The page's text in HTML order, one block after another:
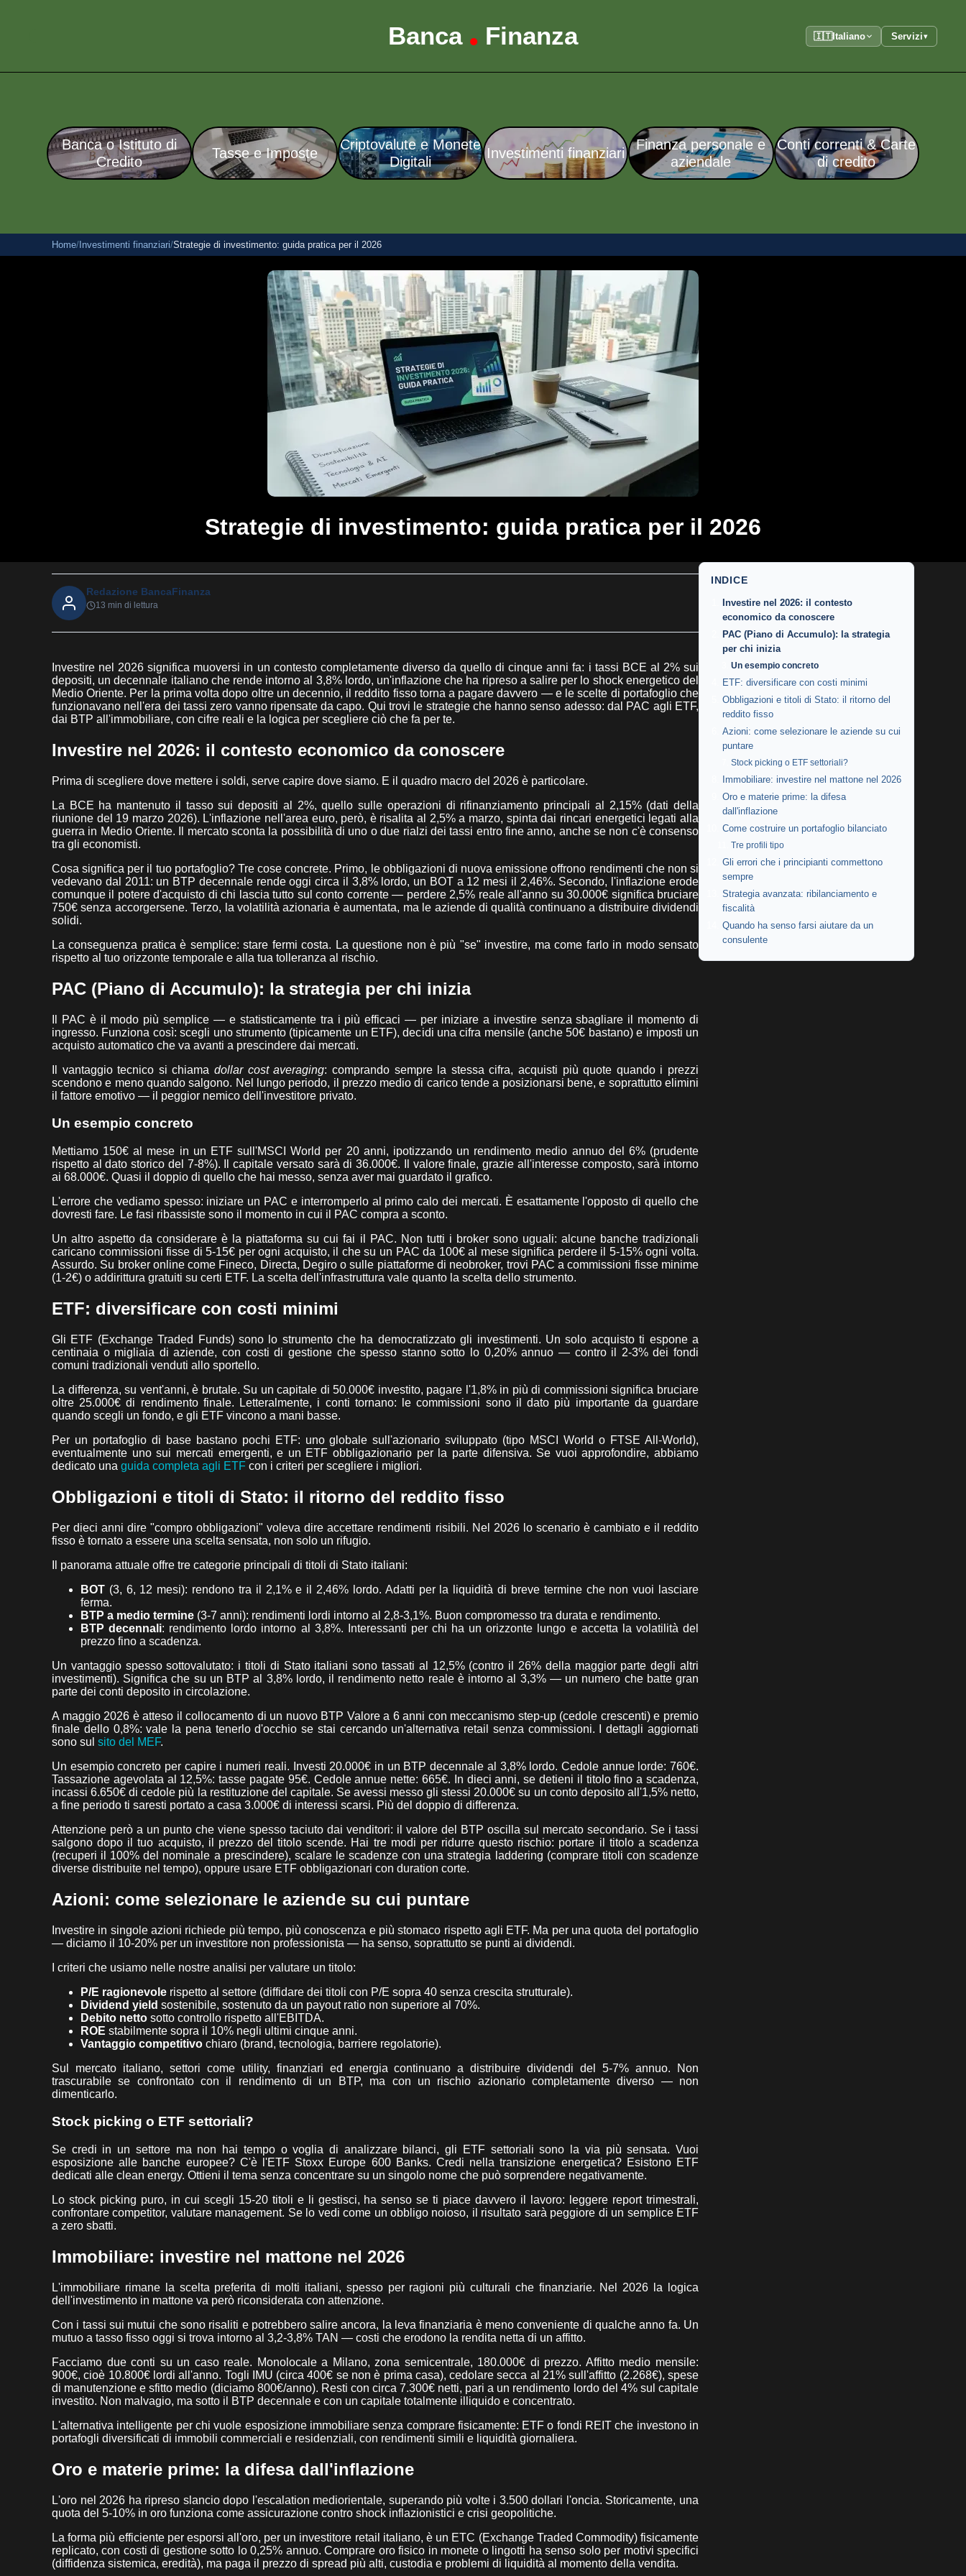
Banca • Finanza 🇮🇹Italiano Servizi▾
Banca o Istituto di
Credito
Tasse e Imposte
Criptovalute e Monete
Digitali
Investimenti finanziari
Finanza personale e
aziendale
Conti correnti & Carte
di credito
Home/ Investimenti finanziari/Strategie di investimento: guida pratica per il 2026
Strategie di investimento: guida pratica per il 2026
Redazione BancaFinanza
13 min di lettura
Investire nel 2026 significa muoversi in un contesto completamente diverso da quello di cinque anni fa: i tassi BCE al 2% sui
depositi, un decennale italiano che rende intorno al 3,8% lordo, un'inflazione che ha ripreso a salire per lo shock energetico del
Medio Oriente. Per la prima volta dopo oltre un decennio, il reddito fisso torna a pagare davvero — e le scelte di portafoglio che
funzionavano nell'era dei tassi zero vanno ripensate da capo. Qui trovi le strategie che hanno senso adesso: dal PAC agli ETF,
dai BTP all'immobiliare, con cifre reali e la logica per scegliere ciò che fa per te.
Investire nel 2026: il contesto economico da conoscere
Prima di scegliere dove mettere i soldi, serve capire dove siamo. E il quadro macro del 2026 è particolare.
La BCE ha mantenuto il tasso sui depositi al 2%, quello sulle operazioni di rifinanziamento principali al 2,15% (dati della
riunione del 19 marzo 2026). L'inflazione nell'area euro, però, è risalita al 2,5% a marzo, spinta dai rincari energetici legati alla
guerra in Medio Oriente. Il mercato sconta la possibilità di uno o due rialzi dei tassi entro fine anno, anche se non c'è consenso
tra gli economisti.
Cosa significa per il tuo portafoglio? Tre cose concrete. Primo, le obbligazioni di nuova emissione offrono rendimenti che non si
vedevano dal 2011: un BTP decennale rende oggi circa il 3,8% lordo, un BOT a 12 mesi il 2,46%. Secondo, l'inflazione erode
comunque il potere d'acquisto di chi lascia tutto sul conto corrente — perdere 2,5% reale all'anno su 30.000€ significa bruciare
750€ senza accorgersene. Terzo, la volatilità azionaria è aumentata, ma le aziende di qualità continuano a distribuire dividendi
solidi.
La conseguenza pratica è semplice: stare fermi costa. La questione non è più "se" investire, ma come farlo in modo sensato
rispetto al tuo orizzonte temporale e alla tua tolleranza al rischio.
PAC (Piano di Accumulo): la strategia per chi inizia
Il PAC è il modo più semplice — e statisticamente tra i più efficaci — per iniziare a investire senza sbagliare il momento di
ingresso. Funziona così: scegli uno strumento (tipicamente un ETF), decidi una cifra mensile (anche 50€ bastano) e imposti un
acquisto automatico che va avanti a prescindere dai mercati.
Il vantaggio tecnico si chiamadollar cost averaging: comprando sempre la stessa cifra, acquisti più quote quando i prezzi
scendono e meno quando salgono. Nel lungo periodo, il prezzo medio di carico tende a posizionarsi bene, e soprattutto elimini
il fattore emotivo — il peggior nemico dell'investitore privato.
Un esempio concreto
Mettiamo 150€ al mese in un ETF sull'MSCI World per 20 anni, ipotizzando un rendimento medio annuo del 6% (prudente
rispetto al dato storico del 7-8%). Il capitale versato sarà di 36.000€. Il valore finale, grazie all'interesse composto, sarà intorno
ai 68.000€. Quasi il doppio di quello che hai messo, senza aver mai guardato il grafico.
L'errore che vediamo spesso: iniziare un PAC e interromperlo al primo calo dei mercati. È esattamente l'opposto di quello che
dovresti fare. Le fasi ribassiste sono il momento in cui il PAC compra a sconto.
Un altro aspetto da considerare è la piattaforma su cui fai il PAC. Non tutti i broker sono uguali: alcune banche tradizionali
caricano commissioni fisse di 5-15€ per ogni acquisto, il che su un PAC da 100€ al mese significa perdere il 5-15% ogni volta.
Assurdo. Su broker online come Fineco, Directa, Degiro o sulle piattaforme di neobroker, trovi PAC a commissioni fisse minime
(1-2€) o addirittura gratuiti su certi ETF. La scelta dell'infrastruttura vale quanto la scelta dello strumento.
ETF: diversificare con costi minimi
Gli ETF (Exchange Traded Funds) sono lo strumento che ha democratizzato gli investimenti. Un solo acquisto ti espone a
centinaia o migliaia di aziende, con costi di gestione che spesso stanno sotto lo 0,20% annuo — contro il 2-3% dei fondi
comuni tradizionali venduti allo sportello.
La differenza, su vent'anni, è brutale. Su un capitale di 50.000€ investito, pagare l'1,8% in più di commissioni significa bruciare
oltre 25.000€ di rendimento finale. Letteralmente, i conti tornano: le commissioni sono il dato più importante da guardare
quando scegli un fondo, e gli ETF vincono a mani basse.
Per un portafoglio di base bastano pochi ETF: uno globale sull'azionario sviluppato (tipo MSCI World o FTSE All-World),
eventualmente uno sui mercati emergenti, e un ETF obbligazionario per la parte difensiva. Se vuoi approfondire, abbiamo
dedicato una guida completa agli ETF con i criteri per scegliere i migliori.
Obbligazioni e titoli di Stato: il ritorno del reddito fisso
Per dieci anni dire "compro obbligazioni" voleva dire accettare rendimenti risibili. Nel 2026 lo scenario è cambiato e il reddito
fisso è tornato a essere una scelta sensata, non solo un rifugio.
Il panorama attuale offre tre categorie principali di titoli di Stato italiani:
BOT (3, 6, 12 mesi): rendono tra il 2,1% e il 2,46% lordo. Adatti per la liquidità di breve termine che non vuoi lasciare
ferma.
BTP a medio termine (3-7 anni): rendimenti lordi intorno al 2,8-3,1%. Buon compromesso tra durata e rendimento.
BTP decennali: rendimento lordo intorno al 3,8%. Interessanti per chi ha un orizzonte lungo e accetta la volatilità del
prezzo fino a scadenza.
Un vantaggio spesso sottovalutato: i titoli di Stato italiani sono tassati al 12,5% (contro il 26% della maggior parte degli altri
investimenti). Significa che su un BTP al 3,8% lordo, il rendimento netto reale è intorno al 3,3% — un numero che batte gran
parte dei conti deposito in circolazione.
A maggio 2026 è atteso il collocamento di un nuovo BTP Valore a 6 anni con meccanismo step-up (cedole crescenti) e premio
finale dello 0,8%: vale la pena tenerlo d'occhio se stai cercando un'alternativa retail senza commissioni. I dettagli aggiornati
sono sul sito del MEF.
Un esempio concreto per capire i numeri reali. Investi 20.000€ in un BTP decennale al 3,8% lordo. Cedole annue lorde: 760€.
Tassazione agevolata al 12,5%: tasse pagate 95€. Cedole annue nette: 665€. In dieci anni, se detieni il titolo fino a scadenza,
incassi 6.650€ di cedole più la restituzione del capitale. Se avessi messo gli stessi 20.000€ su un conto deposito all'1,5% netto,
a fine periodo ti saresti portato a casa 3.000€ di interessi scarsi. Più del doppio di differenza.
Attenzione però a un punto che viene spesso taciuto dai venditori: il valore del BTP oscilla sul mercato secondario. Se i tassi
salgono dopo il tuo acquisto, il prezzo del titolo scende. Hai tre modi per ridurre questo rischio: portare il titolo a scadenza
(recuperi il 100% del nominale a prescindere), scalare le scadenze con una strategia laddering (comprare titoli con scadenze
diverse distribuite nel tempo), oppure usare ETF obbligazionari con duration corte.
Azioni: come selezionare le aziende su cui puntare
Investire in singole azioni richiede più tempo, più conoscenza e più stomaco rispetto agli ETF. Ma per una quota del portafoglio
— diciamo il 10-20% per un investitore non professionista — ha senso, soprattutto se punti ai dividendi.
I criteri che usiamo nelle nostre analisi per valutare un titolo:
P/E ragionevole rispetto al settore (diffidare dei titoli con P/E sopra 40 senza crescita strutturale).
Dividend yield sostenibile, sostenuto da un payout ratio non superiore al 70%.
Debito netto sotto controllo rispetto all'EBITDA.
ROE stabilmente sopra il 10% negli ultimi cinque anni.
Vantaggio competitivo chiaro (brand, tecnologia, barriere regolatorie).
Sul mercato italiano, settori come utility, finanziari ed energia continuano a distribuire dividendi del 5-7% annuo. Non
trascurabile se confrontato con il rendimento di un BTP, ma con un rischio azionario completamente diverso — non
dimenticarlo.
Stock picking o ETF settoriali?
Se credi in un settore ma non hai tempo o voglia di analizzare bilanci, gli ETF settoriali sono la via più sensata. Vuoi
esposizione alle banche europee? C'è l'ETF Stoxx Europe 600 Banks. Credi nella transizione energetica? Esistono ETF
dedicati alle clean energy. Ottieni il tema senza concentrare su un singolo nome che può sorprendere negativamente.
Lo stock picking puro, in cui scegli 15-20 titoli e li gestisci, ha senso se ti piace davvero il lavoro: leggere report trimestrali,
confrontare competitor, valutare management. Se lo vedi come un obbligo noioso, il risultato sarà peggiore di un semplice ETF
a zero sbatti.
Immobiliare: investire nel mattone nel 2026
L'immobiliare rimane la scelta preferita di molti italiani, spesso per ragioni più culturali che finanziarie. Nel 2026 la logica
dell'investimento in mattone va però riconsiderata con attenzione.
Con i tassi sui mutui che sono risaliti e potrebbero salire ancora, la leva finanziaria è meno conveniente di qualche anno fa. Un
mutuo a tasso fisso oggi si trova intorno al 3,2-3,8% TAN — costi che erodono la rendita netta di un affitto.
Facciamo due conti su un caso reale. Monolocale a Milano, zona semicentrale, 180.000€ di prezzo. Affitto medio mensile:
900€, cioè 10.800€ lordi all'anno. Togli IMU (circa 400€ se non è prima casa), cedolare secca al 21% sull'affitto (2.268€), spese
di manutenzione e sfitto medio (diciamo 800€/anno). Resti con circa 7.300€ netti, pari a un rendimento lordo del 4% sul capitale
investito. Non malvagio, ma sotto il BTP decennale e con un capitale totalmente illiquido e concentrato.
L'alternativa intelligente per chi vuole esposizione immobiliare senza comprare fisicamente: ETF o fondi REIT che investono in
portafogli diversificati di immobili commerciali e residenziali, con rendimenti simili e liquidità giornaliera.
Oro e materie prime: la difesa dall'inflazione
L'oro nel 2026 ha ripreso slancio dopo l'escalation mediorientale, superando più volte i 3.500 dollari l'oncia. Storicamente, una
quota del 5-10% in oro funziona come assicurazione contro shock inflazionistici e crisi geopolitiche.
La forma più efficiente per esporsi all'oro, per un investitore retail italiano, è un ETC (Exchange Traded Commodity) fisicamente
replicato, con costi di gestione sotto lo 0,25% annuo. Comprare oro fisico in monete o lingotti ha senso solo per motivi specifici
(diffidenza sistemica, eredità), ma paga il prezzo di spread più alti, custodia e problemi di liquidità al momento della vendita.
INDICE
Investire nel 2026: il contesto
economico da conoscere
PAC (Piano di Accumulo): la strategia
per chi inizia
Un esempio concreto
ETF: diversificare con costi minimi
Obbligazioni e titoli di Stato: il ritorno del
reddito fisso
Azioni: come selezionare le aziende su cui
puntare
Stock picking o ETF settoriali?
Immobiliare: investire nel mattone nel 2026
Oro e materie prime: la difesa
dall'inflazione
Come costruire un portafoglio bilanciato
Tre profili tipo
Gli errori che i principianti commettono
sempre
Strategia avanzata: ribilanciamento e
fiscalità
Quando ha senso farsi aiutare da un
consulente